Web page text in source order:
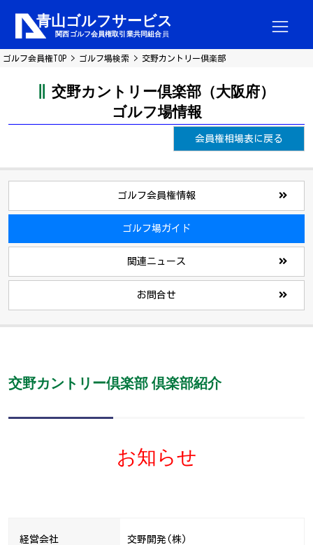
ゴルフ会員権TOP ゴルフ場検索 交野カントリー倶楽部
交野カントリー倶楽部（大阪府）
ゴルフ場情報
会員権相場表に戻る
ゴルフ会員権情報
ゴルフ場ガイド
関連ニュース
お問合せ
交野カントリー倶楽部 倶楽部紹介
お知らせ
経営会社 交野開発(株)